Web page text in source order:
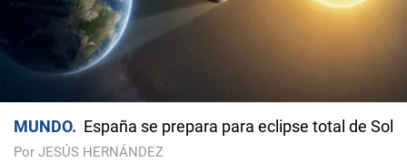
MUNDO España se prepara para eclipse total de Sol
Por JESÚS HERNÁNDEZ